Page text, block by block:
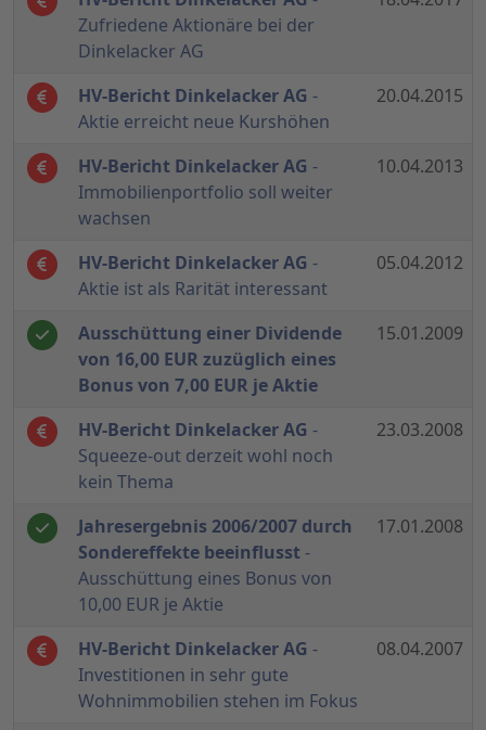
Zufriedene Aktionäre bei der
Dinkelacker AG
HV-Bericht Dinkelacker AG -
Aktie erreicht neue Kurshöhen
20.04.2015
HV-Bericht Dinkelacker AG -
Immobilienportfolio soll weiter
wachsen
10.04.2013
HV-Bericht Dinkelacker AG -
Aktie ist als Rarität interessant
05.04.2012
Ausschüttung einer Dividende
von 16,00 EUR zuzüglich eines
Bonus von 7,00 EUR je Aktie
15.01.2009
HV-Bericht Dinkelacker AG -
Squeeze-out derzeit wohl noch
kein Thema
23.03.2008
Jahresergebnis 2006/2007 durch
Sondereffekte beeinflusst -
Ausschüttung eines Bonus von
10,00 EUR je Aktie
17.01.2008
HV-Bericht Dinkelacker AG -
Investitionen in sehr gute
Wohnimmobilien stehen im Fokus
08.04.2007